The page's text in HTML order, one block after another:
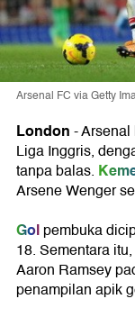
Arsenal FC via Getty
London-
Liga Inggris,
tanpa balas.
Arsene Wenger
Golpembuka
18. Sementara itu,
Aaron Ramsey
penampilan apik